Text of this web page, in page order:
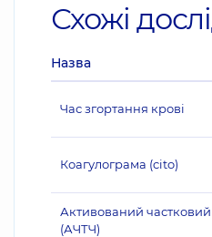
Схожі
Назва
Час згортання крові
Коагулограма (cito)
Активований
(АЧТЧ)